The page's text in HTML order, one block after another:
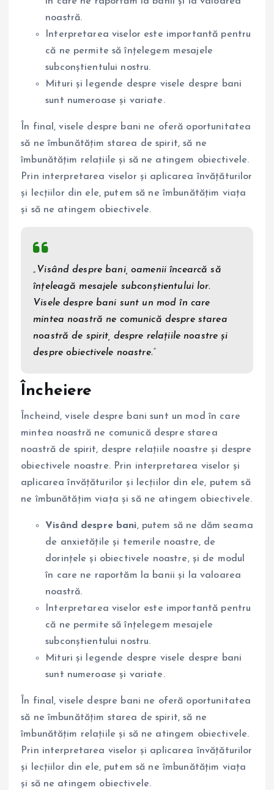
noastră.
Interpretarea viselor este importantă pentru
că ne permite să înțelegem mesajele
subconștientului nostru.
Mituri și legende despre visele despre bani
sunt numeroase și variate.
În final, visele despre bani ne oferă oportunitatea
să ne îmbunătățim starea de spirit, să ne
îmbunătățim relațiile și să ne atingem obiectivele.
Prin interpretarea viselor și aplicarea învățăturilor
și lecțiilor din ele, putem să ne îmbunătățim viața
și să ne atingem obiectivele.
„Visând despre bani, oamenii încearcă să
înțeleagă mesajele subconștientului lor.
Visele despre bani sunt un mod în care
mintea noastră ne comunică despre starea
noastră de spirit, despre relațiile noastre și
despre obiectivele noastre.”
Încheiere
Încheind, visele despre bani sunt un mod în care
mintea noastră ne comunică despre starea
noastră de spirit, despre relațiile noastre și despre
obiectivele noastre. Prin interpretarea viselor și
aplicarea învățăturilor și lecțiilor din ele, putem să
ne îmbunătățim viața și să ne atingem obiectivele.
Visând despre bani, putem să ne dăm seama
de anxietățile și temerile noastre, de
dorințele și obiectivele noastre, și de modul
în care ne raportăm la banii și la valoarea
noastră.
Interpretarea viselor este importantă pentru
că ne permite să înțelegem mesajele
subconștientului nostru.
Mituri și legende despre visele despre bani
sunt numeroase și variate.
În final, visele despre bani ne oferă oportunitatea
să ne îmbunătățim starea de spirit, să ne
îmbunătățim relațiile și să ne atingem obiectivele.
Prin interpretarea viselor și aplicarea învățăturilor
și lecțiilor din ele, putem să ne îmbunătățim viața
și să ne atingem obiectivele.